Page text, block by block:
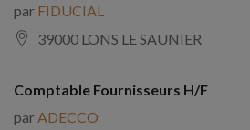
par FIDUCIAL
39000 LONS LE SAUNIER
Comptable Fournisseurs H/F
par ADECCO